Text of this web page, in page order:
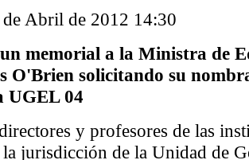
Abril de 2012 14:30
memorial a la Ministra de
O'Brien solicitando su
UGEL 04
y profesores de las
la jurisdicción de la Unidad de